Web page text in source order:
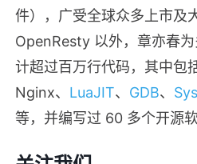
件），广受全球众多上市及
OpenResty 以外，章亦春
计超过百万行代码，其中包
Nginx、 LuaJIT、 GDB、
等，并编写过 60 多个开源软